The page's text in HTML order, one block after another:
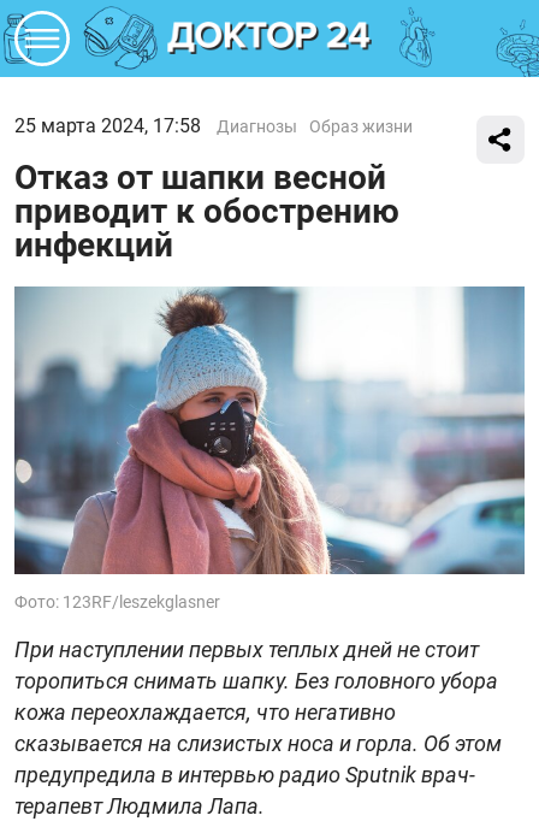
25 марта 2024, 17:58 Диагнозы Образ жизни
Отказ от шапки весной
приводит к обострению
инфекций
Фото: 123RF/leszekglasner
При наступлении первых теплых дней не стоит
торопиться снимать шапку. Без головного убора
кожа переохлаждается, что негативно
сказывается на слизистых носа и горла. Об этом
предупредила в интервью радио Sputnik врач-
терапевт Людмила Лапа.